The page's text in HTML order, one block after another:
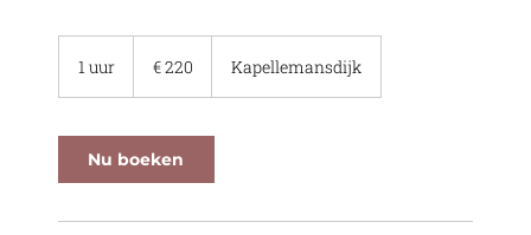
1 uur1
€ 220 Kapellemansdijk
Nu boeken